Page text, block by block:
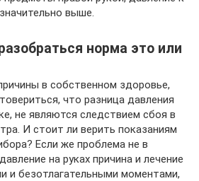
выше.
норма это или
в собственном здоровье,
что разница давления
не являются следствием сбоя в
И стоит ли верить показаниям
Если же проблема не в
на руках причина и лечение
и безотлагательными моментами,